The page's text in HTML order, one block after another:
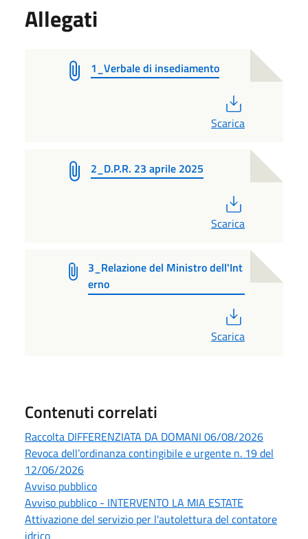
Allegati
1_Verbale di insediamento
Scarica
2_D.P.R. 23 aprile 2025
Scarica
3_Relazione del Ministro dell'Int
erno
Scarica
Contenuti correlati
Raccolta DIFFERENZIATA DA DOMANI 06/08/2026
Revoca dell’ordinanza contingibile e urgente n. 19 del
12/06/2026
Avviso pubblico
Avviso pubblico - INTERVENTO LA MIA ESTATE
Attivazione del servizio per l'autolettura del contatore
idrico